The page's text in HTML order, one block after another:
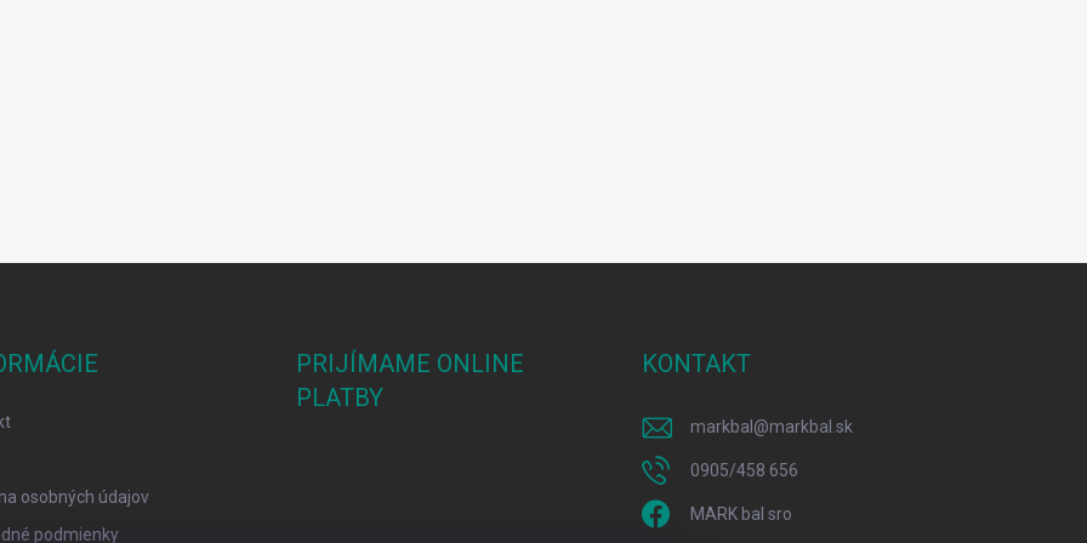
osobných údajov
podmienky
PRIJÍMAME ONLINE
PLATBY
KONTAKT
markbal @markbal.sk
0905/458 656
MARK bal sro